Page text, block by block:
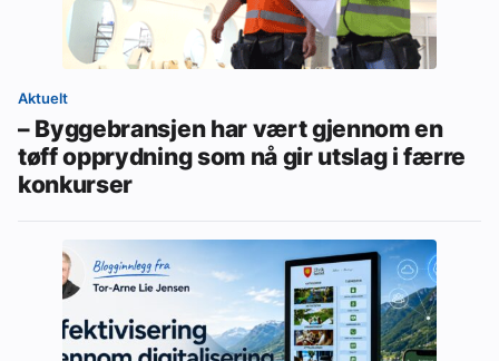
Aktuelt
– Byggebransjen har vært gjennom en
tøff opprydning som nå gir utslag i færre
konkurser